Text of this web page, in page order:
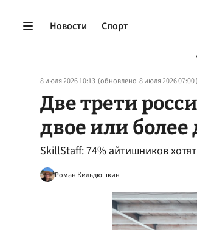
Новости Спорт
8 июля 2026 10:13 (обновлено 8 июля 2026 07:00)
Две трети
двое или более
SkillStaff: 74% айтишников
Роман Кильдюшкин